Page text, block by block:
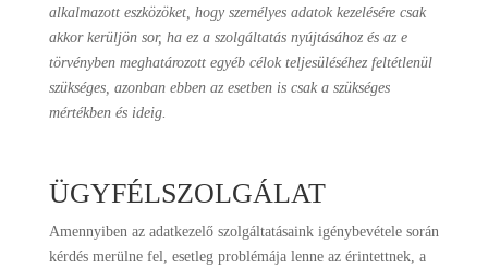
alkalmazott eszközöket, hogy személyes adatok kezelésére csak
akkor kerüljön sor, ha ez a szolgáltatás nyújtásához és az e
törvényben meghatározott egyéb célok teljesüléséhez feltétlenül
szükséges, azonban ebben az esetben is csak a szükséges
mértékben és ideig.
ÜGYFÉLSZOLGÁLAT
Amennyiben az adatkezelő szolgáltatásaink igénybevétele során
kérdés merülne fel, esetleg problémája lenne az érintettnek, a